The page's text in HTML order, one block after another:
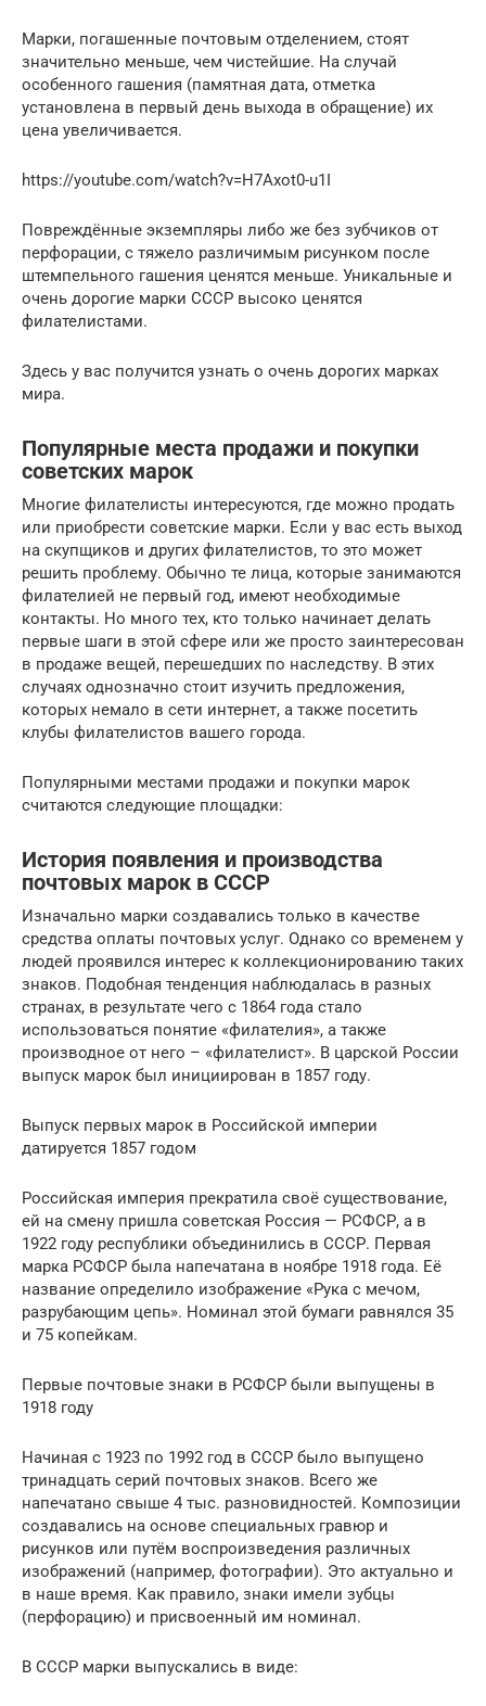
Марки, погашенные почтовым отделением, стоят
значительно меньше, чем чистейшие. На случай
особенного гашения (памятная дата, отметка
установлена в первый день выхода в обращение) их
цена увеличивается.
https://youtube.com/watch?v=H7Axot0-u1I
Повреждённые экземпляры либо же без зубчиков от
перфорации, с тяжело различимым рисунком после
штемпельного гашения ценятся меньше. Уникальные и
очень дорогие марки СССР высоко ценятся
филателистами.
Здесь у вас получится узнать о очень дорогих марках
мира.
Популярные места продажи и покупки
советских марок
Многие филателисты интересуются, где можно продать
или приобрести советские марки. Если у вас есть выход
на скупщиков и других филателистов, то это может
решить проблему. Обычно те лица, которые занимаются
филателией не первый год, имеют необходимые
контакты. Но много тех, кто только начинает делать
первые шаги в этой сфере или же просто заинтересован
в продаже вещей, перешедших по наследству. В этих
случаях однозначно стоит изучить предложения,
которых немало в сети интернет, а также посетить
клубы филателистов вашего города.
Популярными местами продажи и покупки марок
считаются следующие площадки:
История появления и производства
почтовых марок в СССР
Изначально марки создавались только в качестве
средства оплаты почтовых услуг. Однако со временем у
людей проявился интерес к коллекционированию таких
знаков. Подобная тенденция наблюдалась в разных
странах, в результате чего с 1864 года стало
использоваться понятие «филателия», а также
производное от него – «филателист». В царской России
выпуск марок был инициирован в 1857 году.
Выпуск первых марок в Российской империи
датируется 1857 годом
Российская империя прекратила своё существование,
ей на смену пришла советская Россия — РСФСР, а в
1922 году республики объединились в СССР. Первая
марка РСФСР была напечатана в ноябре 1918 года. Её
название определило изображение «Рука с мечом,
разрубающим цепь». Номинал этой бумаги равнялся 35
и 75 копейкам.
Первые почтовые знаки в РСФСР были выпущены в
1918 году
Начиная с 1923 по 1992 год в СССР было выпущено
тринадцать серий почтовых знаков. Всего же
напечатано свыше 4 тыс. разновидностей. Композиции
создавались на основе специальных гравюр и
рисунков или путём воспроизведения различных
изображений (например, фотографии). Это актуально и
в наше время. Как правило, знаки имели зубцы
(перфорацию) и присвоенный им номинал.
В СССР марки выпускались в виде: